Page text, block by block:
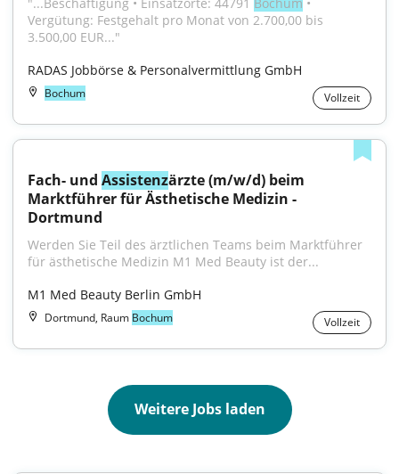
Vergütung: Festgehalt pro Monat von 2.700,00 bis
3.500,00 EUR..."
RADAS Jobbörse & Personalvermittlung GmbH
Bochum Vollzeit
Fach- und Assistenzärzte (m/w/d) beim
Marktführer für Ästhetische Medizin -
Dortmund
Werden Sie Teil des ärztlichen Teams beim Marktführer
für ästhetische Medizin M1 Med Beauty ist der...
M1 Med Beauty Berlin GmbH
Dortmund, Raum Bochum Vollzeit
Weitere Jobs laden